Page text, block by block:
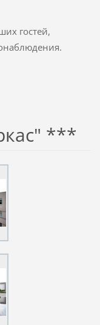
гостей,
.
***